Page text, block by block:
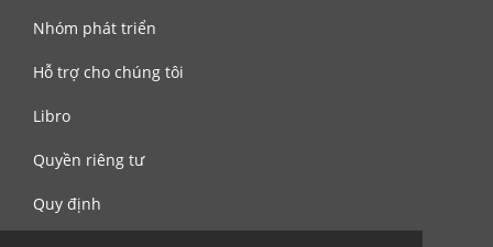
Nhóm phát triển
Hỗ trợ cho chúng tôi
Libro
Quyền riêng tư
Quy định